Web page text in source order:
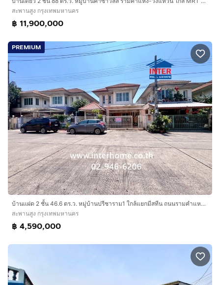
สะพานสูง กรุงเทพมหานคร
฿ 11,900,000
PREMIUM
บ้านเเฝด 2 ชั้น 46.6 ตร.ว. หมู่บ้านปรีชาราม1 ใกล้แยกมีสทีน ถนนรามคำแหง ถนนราษฎร์พัฒนา เขตสะพานสูง กรุงเทพมหานคร
สะพานสูง กรุงเทพมหานคร
฿ 4,590,000